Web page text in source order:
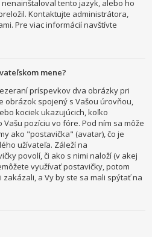
tento jazyk, alebo ho
Kontaktujte administrátora,
Pre viac informácií navštívte
mene?
príspevkov dva obrázky pri
obrázok spojený s Vašou úrovňou,
kociek ukazujúcich, koľko
pozíciu vo fóre. Pod ním sa môže
ako "postavička" (avatar), čo je
užívateľa. Záleží na
povolí, či ako s nimi naloží (v akej
využívať postavičky, potom
a Vy by ste sa mali spýtať na